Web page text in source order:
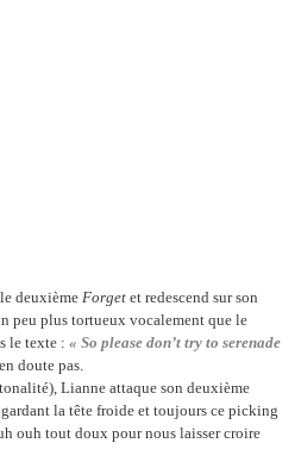
deuxième Forget et redescend sur son
peu plus tortueux vocalement que le
le texte : « So please don’t try to serenade
doute pas.
Lianne attaque son deuxième
la tête froide et toujours ce picking
ouh tout doux pour nous laisser croire